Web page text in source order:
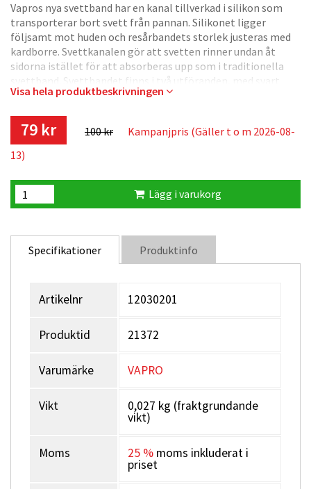
Vapros nya svettband har en kanal tillverkad i silikon som
transporterar bort svett från pannan. Silikonet ligger
följsamt mot huden och resårbandets storlek justeras med
kardborre. Svettkanalen gör att svetten rinner undan åt
sidorna istället för att absorberas upp som i traditionella
svettband. Svettbandet finns i två utföranden, med svart
resårband med orienteringsskärmar eller med helsvart
Visa hela produktbeskrivningen
79 kr 100 kr
Kampanjpris (Gäller t o m 2026-08-
13)
Lägg i varukorg
Specifikationer Produktinfo
Artikelnr 12030201
Produktid 21372
Varumärke VAPRO
Vikt 0,027 kg (fraktgrundande
vikt)
Moms 25 % moms inkluderat i
priset